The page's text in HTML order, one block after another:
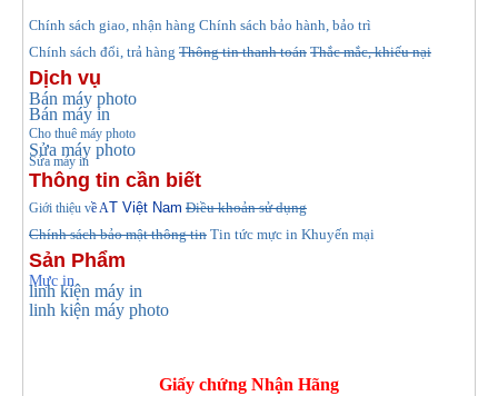
Chính sách giao, nhận hàng Chính sách bảo hành, bảo trì
Chính sách đổi, trả hàng Thông tin thanh toán Thắc mắc, khiếu nại
Dịch vụ
Bán máy photo
Bán máy in
Cho thuê máy photo
Sửa máy photo
Sửa máy in
Thông tin cần biết
Giới thiệu về AT Việt Nam Điều khoản sử dụng
Chính sách bảo mật thông tin Tin tức mực in Khuyến mại
Sản Phẩm
Mực in
linh kiện máy in
linh kiện máy photo
Giấy chứng Nhận Hãng